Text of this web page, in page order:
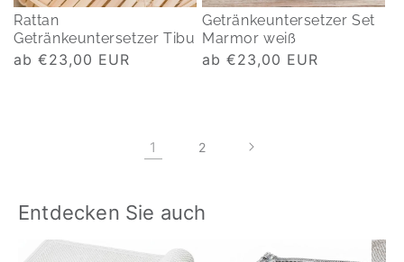
Rattan
Getränkeuntersetzer Tibu
Normaler
ab €23,00 EUR
Getränkeuntersetzer Set
Marmor weiß
Normaler
ab €23,00 EUR
1 2
Entdecken Sie auch